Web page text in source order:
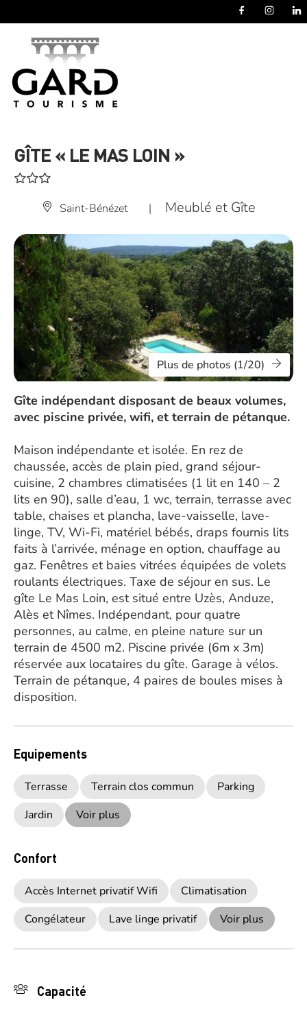
GÎTE « LE MAS LOIN »
Saint-Bénézet | Meublé et Gîte
Plus de photos (1/20)
Gîte indépendant disposant de beaux volumes,
avec piscine privée, wifi, et terrain de pétanque.
Maison indépendante et isolée. En rez de
chaussée, accès de plain pied, grand séjour-
cuisine, 2 chambres climatisées (1 lit en 140 – 2
lits en 90), salle d’eau, 1 wc, terrain, terrasse avec
table, chaises et plancha, lave-vaisselle, lave-
linge, TV, Wi-Fi, matériel bébés, draps fournis lits
faits à l’arrivée, ménage en option, chauffage au
gaz. Fenêtres et baies vitrées équipées de volets
roulants électriques. Taxe de séjour en sus. Le
gîte Le Mas Loin, est situé entre Uzès, Anduze,
Alès et Nîmes. Indépendant, pour quatre
personnes, au calme, en pleine nature sur un
terrain de 4500 m2. Piscine privée (6m x 3m)
réservée aux locataires du gîte. Garage à vélos.
Terrain de pétanque, 4 paires de boules mises à
disposition.
Equipements
Terrasse Terrain clos commun
Parking
Jardin
Voir plus
Confort
Accès Internet privatif Wifi
Climatisation
Congélateur
Lave linge privatif Voir plus
Capacité